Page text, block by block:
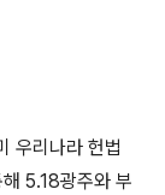
우리나라 헌법
5.18광주와 부